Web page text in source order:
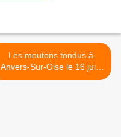
Les moutons tondus à
Anvers-Sur-Oise le 16 juin
2018 >